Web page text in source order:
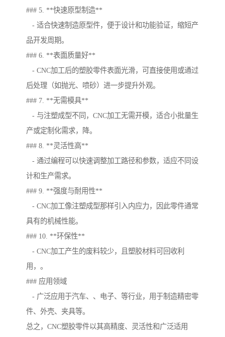
### 5. **快速原型制造**
- 适合快速制造原型件，便于设计和功能验证，缩短产
品开发周期。
### 6. **表面质量好**
- CNC加工后的塑胶零件表面光滑，可直接使用或通过
后处理（如抛光、喷砂）进一步提升外观。
### 7. **无需模具**
- 与注塑成型不同，CNC加工无需开模，适合小批量生
产或定制化需求，降。
### 8. **灵活性高**
- 通过编程可以快速调整加工路径和参数，适应不同设
计和生产需求。
### 9. **强度与耐用性**
- CNC加工像注塑成型那样引入内应力，因此零件通常
具有的机械性能。
### 10. **环保性**
- CNC加工产生的废料较少，且塑胶材料可回收利
用，。
### 应用领域
- 广泛应用于汽车、、电子、等行业，用于制造精密零
件、外壳、夹具等。
总之，CNC塑胶零件以其高精度、灵活性和广泛适用